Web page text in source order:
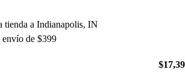
tienda a Indianapolis, IN
de $399